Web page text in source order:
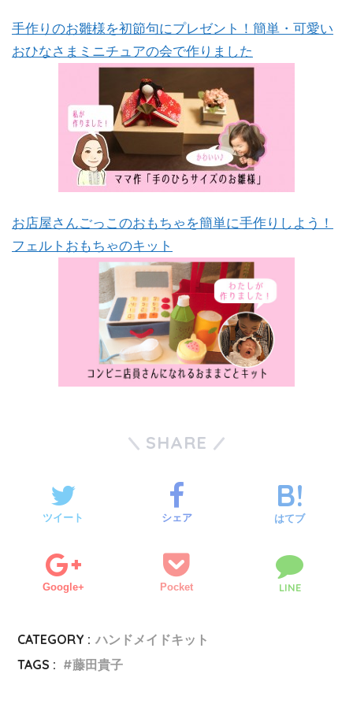
手作りのお雛様を初節句にプレゼント！簡単・可愛い
おひなさまミニチュアの会で作りました
お店屋さんごっこのおもちゃを簡単に手作りしよう！
フェルトおもちゃのキット
SHARE
ツイート シェア はてブ
Google+ Pocket LINE
CATEGORY : ハンドメイドキット
TAGS :
藤田貴子